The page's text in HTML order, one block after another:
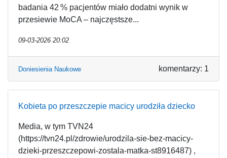
badania 42 % pacjentów miało dodatni wynik w
przesiewie MoCA – najczęstsze...
09-03-2026 20:02
Doniesienia Naukowe komentarzy: 1
Kobieta po przeszczepie macicy urodziła dziecko
Media, w tym TVN24
(https://tvn24.pl/zdrowie/urodzila-sie-bez-macicy-
dzieki-przeszczepowi-zostala-matka-st8916487) ,